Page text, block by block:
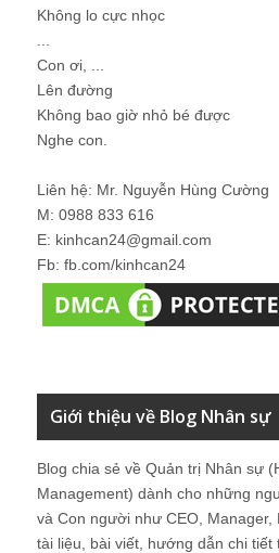
Không lo cực nhọc
Con ơi, ...
Lên đường
Không bao giờ nhỏ bé được
Nghe con.
Liên hệ: Mr. Nguyễn Hùng Cường
M: 0988 833 616
E: kinhcan24@gmail.com
Fb: fb.com/kinhcan24
Giới thiệu về Blog Nhân sự
Blog chia sẻ về Quản trị Nhân sự
Management) dành cho những
và Con người như CEO, Manager,
tài liệu, bài viết, hướng dẫn chi